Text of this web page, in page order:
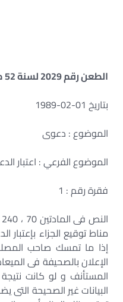
الطعن رقم 2029 لسنة 52 مكتب فنى 40 صفحة رقم 376
بتاريخ 01-02-1989
الموضوع : دعوى
الموضوع الفرعي : اعتبار
فقرة رقم : 1
مناط توقيع الجزاء
إذا ما تمسك صاحب
الإعلان بالصحيفة فى
المستأنف و لو كانت
البيانات غير الصحيحة